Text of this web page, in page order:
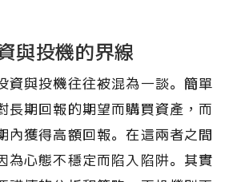
與投機的界線
資與投機往往被混為一談。簡單
長期回報的期望而購買資產，而
內獲得高額回報。在這兩者之間
為心態不穩定而陷入陷阱。其實